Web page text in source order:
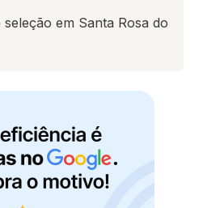
em Santa Rosa do